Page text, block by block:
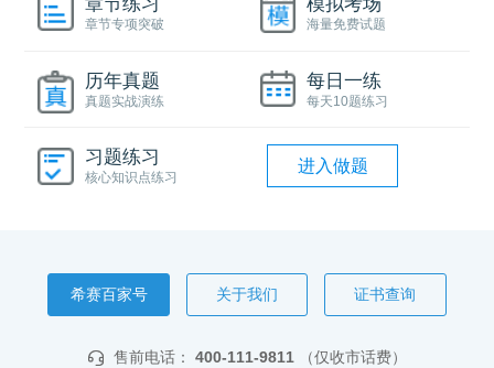
章节专项突破 海量免费试题
历年真题
真题实战演练
每日一练
每天10题练习
习题练习
核心知识点练习
进入做题
希赛百家号 关于我们 证书查询
售前电话： 400-111-9811 （仅收市话费）